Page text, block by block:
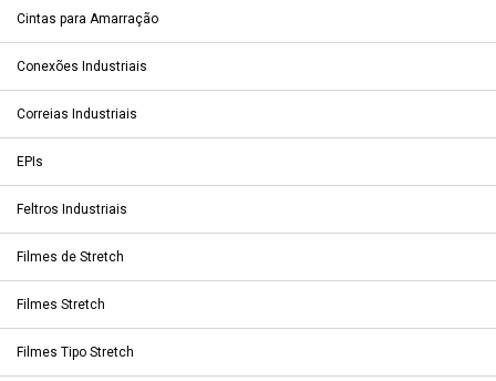
Cintas para Amarração
Conexões Industriais
Correias Industriais
EPIs
Feltros Industriais
Filmes de Stretch
Filmes Stretch
Filmes Tipo Stretch